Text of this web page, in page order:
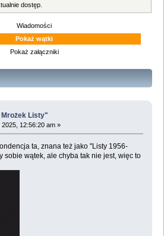
dostęp.
Wiadomości
Pokaż wątki
Pokaż załączniki
Listy"
12:56:20 am »
ta, znana też jako "Listy 1956-
sobie wątek, ale chyba tak nie jest, więc to